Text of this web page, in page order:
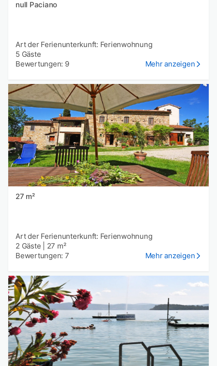
null Paciano
Art der Ferienunterkunft: Ferienwohnung
5 Gäste
Bewertungen: 9
Mehr anzeigen
27 m²
Art der Ferienunterkunft: Ferienwohnung
2 Gäste
27 m²
Bewertungen: 7
Mehr anzeigen